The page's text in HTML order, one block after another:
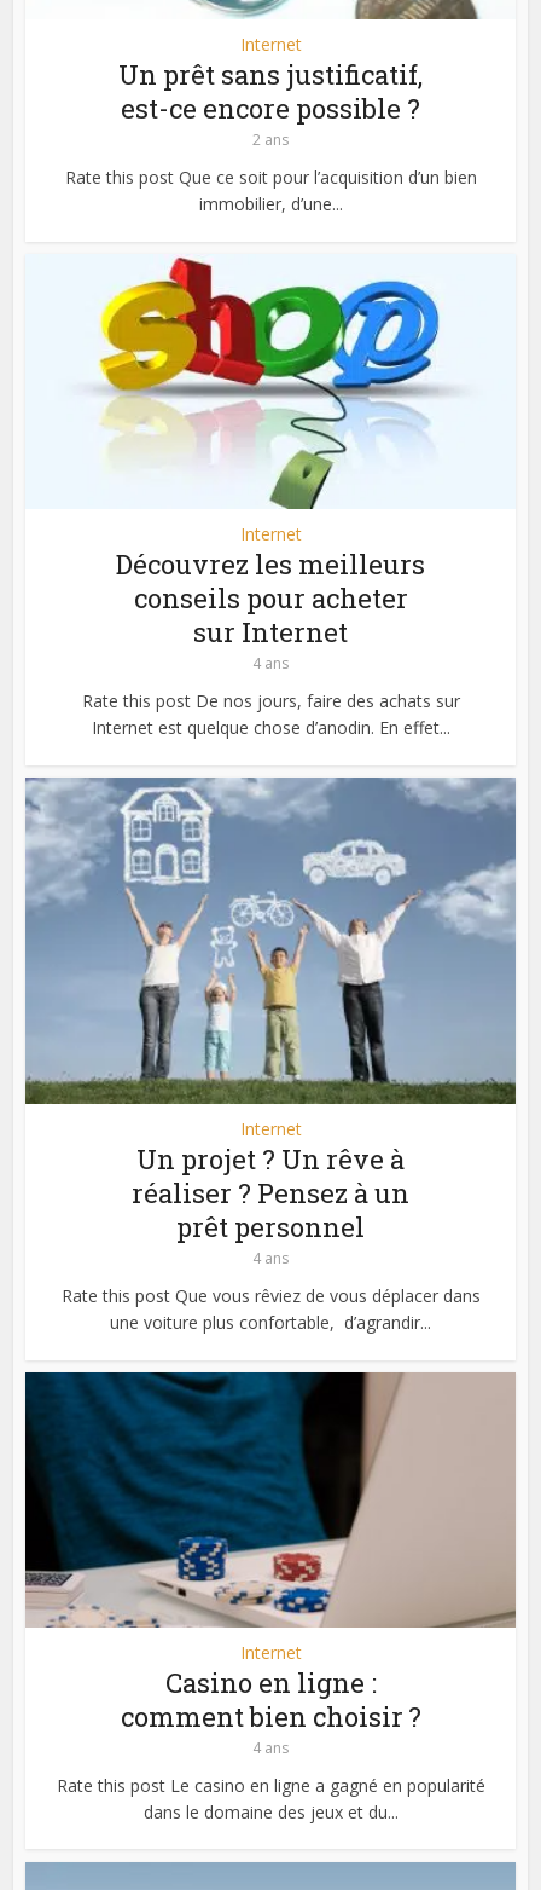
Internet
Un prêt sans justificatif,
est-ce encore possible ?
2 ans
Rate this post Que ce soit pour l’acquisition d’un bien
immobilier, d’une...
Internet
Découvrez les meilleurs
conseils pour acheter
sur Internet
4 ans
Rate this post De nos jours, faire des achats sur
Internet est quelque chose d’anodin. En effet...
Internet
Un projet ? Un rêve à
réaliser ? Pensez à un
prêt personnel
4 ans
Rate this post Que vous rêviez de vous déplacer dans
une voiture plus confortable, d’agrandir...
Internet
Casino en ligne :
comment bien choisir ?
4 ans
Rate this post Le casino en ligne a gagné en popularité
dans le domaine des jeux et du...